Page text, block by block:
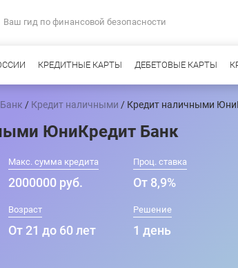
Ваш гид по финансовой безопасности
КРЕДИТНЫЕ КАРТЫ ДЕБЕТОВЫЕ КАРТЫ
/ Кредит наличными / Кредит наличными
ЮниКредит Банк
Макс. сумма кредита
2000000 руб.
Проц. ставка
От 8,9%
Возраст
От 21 до 60 лет
Решение
1 день